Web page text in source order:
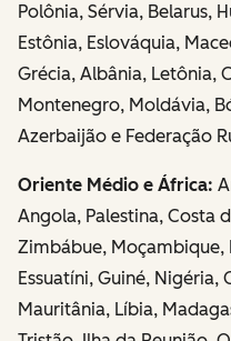
Polônia, Sérvia, Belarus,
Estônia, Eslováquia,
Grécia, Albânia, Letônia,
Montenegro, Moldávia,
Azerbaijão e Federação
Oriente Médio e África:
Angola, Palestina, Costa
Zimbábue, Moçambique,
Essuatíni, Guiné, Nigéria,
Mauritânia, Líbia,